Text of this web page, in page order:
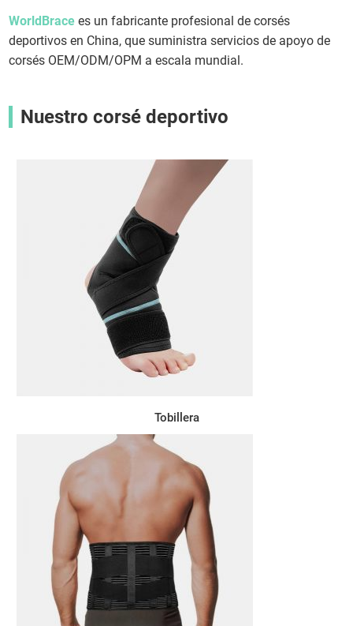
WorldBrace es un fabricante profesional de corsés
deportivos en China, que suministra servicios de apoyo de
corsés OEM/ODM/OPM a escala mundial.
Nuestro corsé deportivo
Tobillera